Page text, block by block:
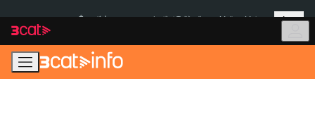
navegació
principal
contingut
Més